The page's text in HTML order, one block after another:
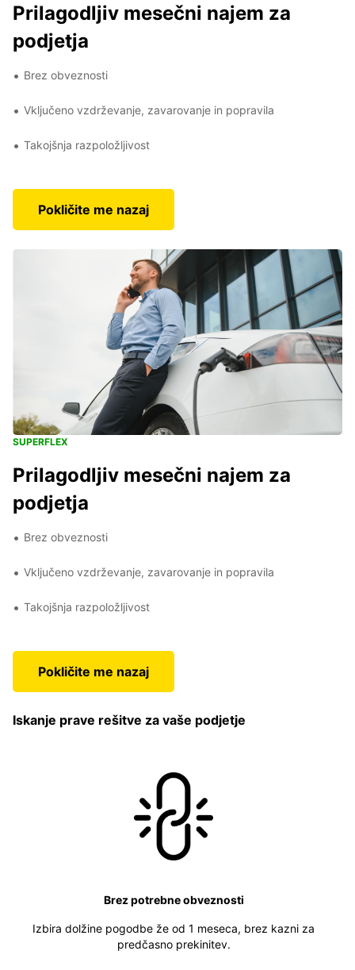
Prilagodljiv mesečni najem za
podjetja
Brez obveznosti
Vključeno vzdrževanje, zavarovanje in popravila
Takojšnja razpoložljivost
Pokličite me nazaj
SUPERFLEX
Prilagodljiv mesečni najem za
podjetja
Brez obveznosti
Vključeno vzdrževanje, zavarovanje in popravila
Takojšnja razpoložljivost
Pokličite me nazaj
Iskanje prave rešitve za vaše podjetje
Brez potrebne obveznosti
Izbira dolžine pogodbe že od 1 meseca, brez kazni za
predčasno prekinitev.